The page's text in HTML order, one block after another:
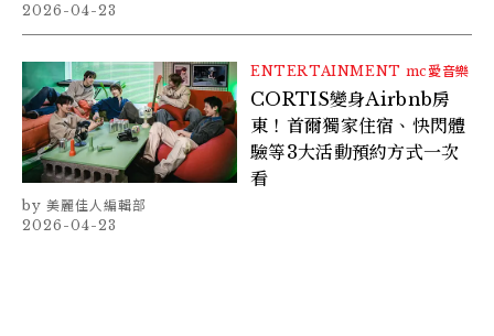
2026-04-23
ENTERTAINMENT mc愛音樂
CORTIS變身Airbnb房
東！首爾獨家住宿、快閃體
驗等3大活動預約方式一次
看
美麗佳人編輯部
2026-04-23